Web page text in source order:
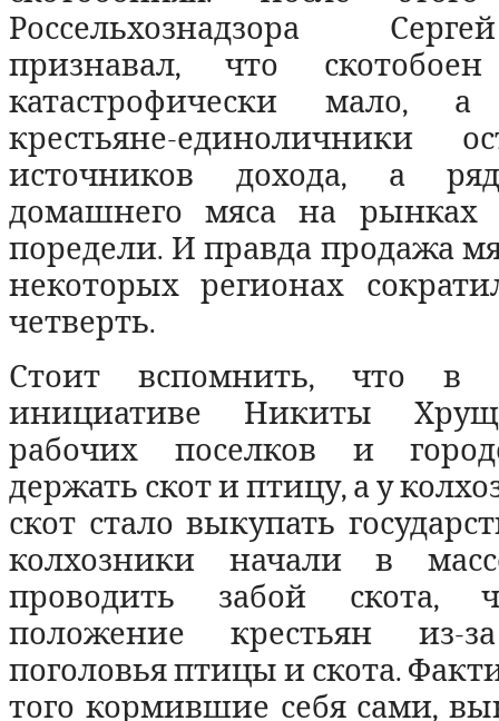
Россельхознадзора
признавал, что
катастрофически мало,
крестьяне-единоличники
источников дохода, а
домашнего мяса на рынках
поредели. И правда продажа
некоторых регионах
четверть.
Стоит вспомнить, что в
инициативе Никиты
рабочих поселков и
держать скот и птицу, а у
скот стало выкупать
колхозники начали в
проводить забой скота,
положение крестьян из-
поголовья птицы и скота.
того кормившие себя сами,